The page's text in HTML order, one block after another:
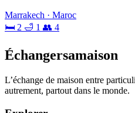
Marrakech · Maroc
🛏 2 🛁 1 👥 4
Échangersamaison
L’échange de maison entre
autrement, partout dans le monde.